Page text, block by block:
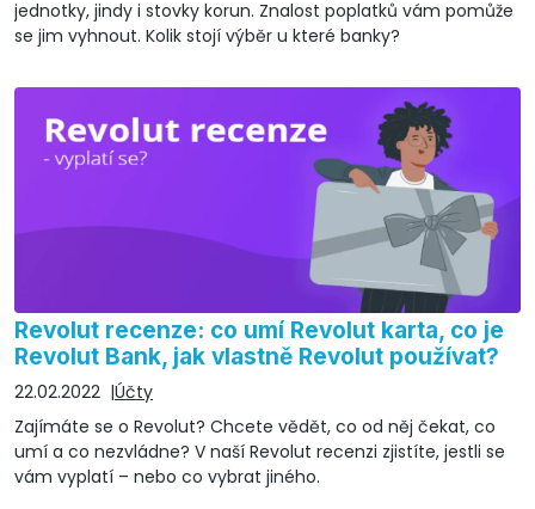
jednotky, jindy i stovky korun. Znalost poplatků vám pomůže
se jim vyhnout. Kolik stojí výběr u které banky?
Revolut recenze: co umí Revolut karta, co je
Revolut Bank, jak vlastně Revolut používat?
22.02.2022 Účty
Zajímáte se o Revolut? Chcete vědět, co od něj čekat, co
umí a co nezvládne? V naší Revolut recenzi zjistíte, jestli se
vám vyplatí – nebo co vybrat jiného.